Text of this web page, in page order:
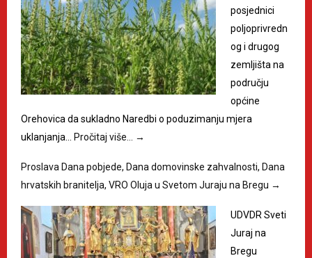
posjednici
poljoprivredn
og i drugog
zemljišta na
području
općine
Orehovica da sukladno Naredbi o poduzimanju mjera
uklanjanja… Pročitaj više… →
Proslava Dana pobjede, Dana domovinske zahvalnosti, Dana
hrvatskih branitelja, VRO Oluja u Svetom Juraju na Bregu →
UDVDR Sveti
Juraj na
Bregu